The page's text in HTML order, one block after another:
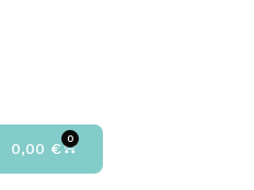
0,00 €
0